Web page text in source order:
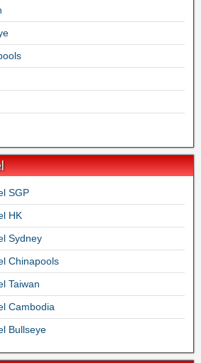
SGP
HK
Sydney
Chinapools
Taiwan
Cambodia
Bullseye